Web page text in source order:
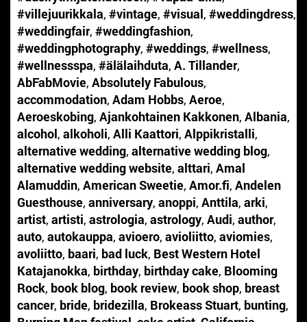
#villejuurikkala, #vintage, #visual, #weddingdress,
#weddingfair, #weddingfashion,
#weddingphotography, #weddings, #wellness,
#wellnessspa, #älälaihduta, A. Tillander,
AbFabMovie, Absolutely Fabulous,
accommodation, Adam Hobbs, Aeroe,
Aeroeskobing, Ajankohtainen Kakkonen, Albania,
alcohol, alkoholi, Alli Kaattori, Alppikristalli,
alternative wedding, alternative wedding blog,
alternative wedding website, alttari, Amal
Alamuddin, American Sweetie, Amor.fi, Andelen
Guesthouse, anniversary, anoppi, Anttila, arki,
artist, artisti, astrologia, astrology, Audi, author,
auto, autokauppa, avioero, avioliitto, aviomies,
avoliitto, baari, bad luck, Best Western Hotel
Katajanokka, birthday, birthday cake, Blooming
Rock, book blog, book review, book shop, breast
cancer, bride, bridezilla, Brokeass Stuart, bunting,